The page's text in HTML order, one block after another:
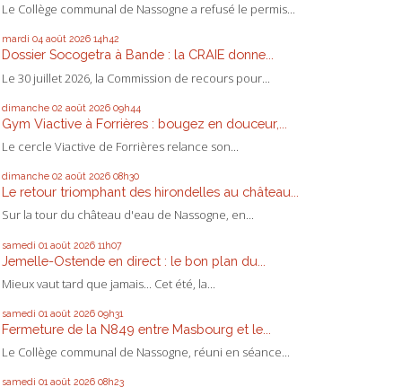
Le Collège communal de Nassogne a refusé le permis...
mardi 04 août 2026 14h42
Dossier Socogetra à Bande : la CRAIE donne...
Le 30 juillet 2026, la Commission de recours pour...
dimanche 02 août 2026 09h44
Gym Viactive à Forrières : bougez en douceur,...
Le cercle Viactive de Forrières relance son...
dimanche 02 août 2026 08h30
Le retour triomphant des hirondelles au château...
Sur la tour du château d'eau de Nassogne, en...
samedi 01 août 2026 11h07
Jemelle-Ostende en direct : le bon plan du...
Mieux vaut tard que jamais... Cet été, la...
samedi 01 août 2026 09h31
Fermeture de la N849 entre Masbourg et le...
Le Collège communal de Nassogne, réuni en séance...
samedi 01 août 2026 08h23